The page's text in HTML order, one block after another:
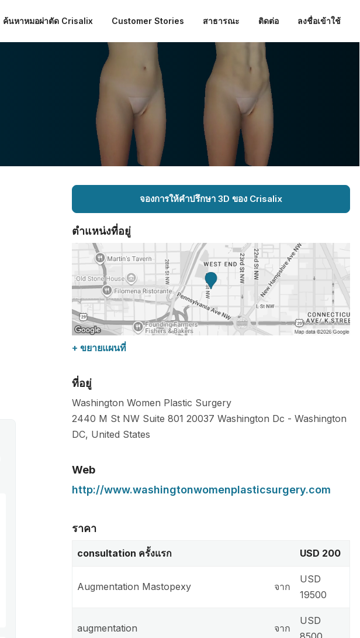
ค้นหาหมอผ่าตัด Crisalix Customer Stories สาธารณะ ติดต่อ ลงชื่อเข้าใช้
จองการให้คำปรึกษา 3D ของ Crisalix
ตำแหน่งที่อยู่
+ ขยายแผนที่
ที่อยู่
Washington Women Plastic Surgery
2440 M St NW Suite 801 20037 Washington Dc - Washington
DC, United States
Web
http://www.washingtonwomenplasticsurgery.com
ราคา
consultation ครั้งแรก USD 200
Augmentation Mastopexy จาก
USD
19500
augmentation จาก
USD